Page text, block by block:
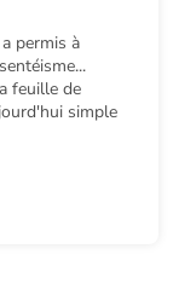
permis à
feuille de
simple